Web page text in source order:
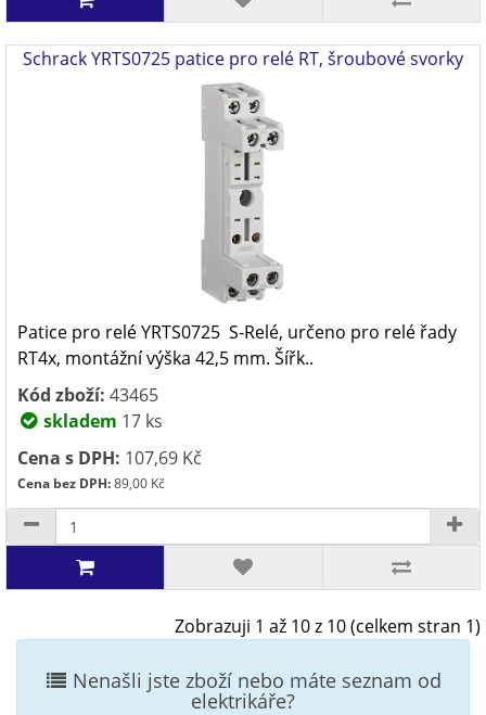
Schrack YRTS0725 patice pro relé RT, šroubové svorky
Patice pro relé YRTS0725 S-Relé, určeno pro relé řady
RT4x, montážní výška 42,5 mm. Šířk..
Kód zboží: 43465
skladem 17 ks
Cena s DPH: 107,69 Kč
Cena bez DPH:89,00 Kč
Zobrazuji 1 až 10 z 10 (celkem stran 1)
Nenašli jste zboží nebo máte seznam od
elektrikáře?